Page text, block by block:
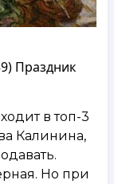
Праздник
в топ-3
Калинина,
Но при